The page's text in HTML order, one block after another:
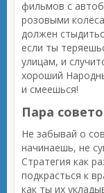
фильмов с
розовыми
должен
если ты
улицам, и
хороший
и смеешься!
Пара
Не забывай о
начинаешь, не
Стратегия как
подкрасться к
как ты их